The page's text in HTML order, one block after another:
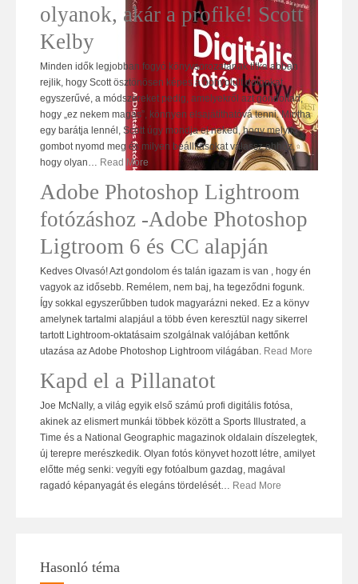
olyanok, akár a profiké! Scott
Kelby
Minden idők legjobban fogyó könyvsorozatának titka abban
rejlik, hogy Scott ösztönösen képes a bonyolult dolgokat
egyszerűvé, a módszereket pedig, amelyekről azt gondoltad,
hogy „ez nekem magas”, könnyen elsajátíthatóvá tenni. Mintha
egy barátja lennél, Scott úgy mondja el neked, hogy melyik
gombot nyomd meg és milyen beállításokat válassz ahhoz,
hogy olyan
Read More
Adobe Photoshop Lightroom
fotózáshoz -Adobe Photoshop
Ligtroom 6 és CC alapján
Kedves Olvasó! Azt gondolom és talán igazam is van , hogy én
vagyok az idősebb. Remélem, nem baj, ha tegeződni fogunk.
Így sokkal egyszerűbben tudok magyarázni neked. Ez a könyv
amelynek tartalmi alapjául a több éven keresztül nagy sikerrel
tartott Lightroom-oktatásaim szolgálnak valójában kettőnk
utazása az Adobe Photoshop Lightroom világában. Read More
Kapd el a Pillanatot
Joe McNally, a világ egyik első számú profi digitális fotósa,
akinek az elismert munkái többek között a Sports Illustrated, a
Time és a National Geographic magazinok oldalain díszelegtek,
új terepre merészkedik. Olyan fotós könyvet hozott létre, amilyet
előtte még senki: vegyíti egy fotóalbum gazdag, magával
ragadó képanyagát és elegáns tördelését
Read More
Hasonló téma